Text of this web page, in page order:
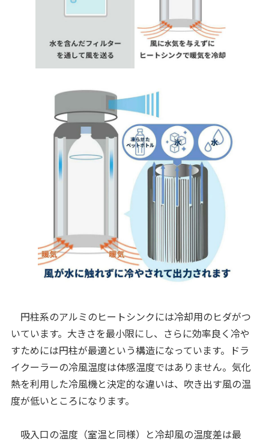
円柱系のアルミのヒートシンクには冷却用のヒダがつ
いています。大きさを最小限にし、さらに効率良く冷や
すためには円柱が最適という構造になっています。ドラ
イクーラーの冷風温度は体感温度ではありません。気化
熱を利用した冷風機と決定的な違いは、吹き出す風の温
度が低いところになります。
吸入口の温度（室温と同様）と冷却風の温度差は最